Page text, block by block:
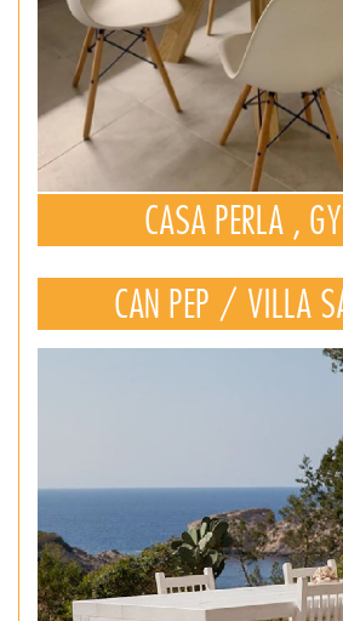
CASA PERLA ,
CAN PEP / VILLA